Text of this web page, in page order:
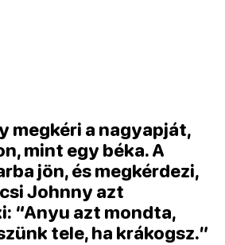
megkéri a nagyapját,
mint egy béka. A
jön, és megkérdezi,
Johnny azt
“Anyu azt mondta,
tele, ha krákogsz.”